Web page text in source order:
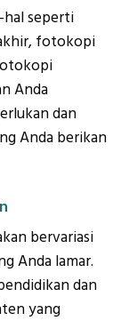
hal seperti
fotokopi
Anda
dan
Anda berikan
bervariasi
Anda lamar.
dan
yang